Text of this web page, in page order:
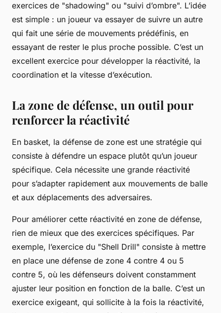
exercices de "shadowing" ou "suivi d’ombre". L’idée
est simple : un joueur va essayer de suivre un autre
qui fait une série de mouvements prédéfinis, en
essayant de rester le plus proche possible. C’est un
excellent exercice pour développer la réactivité, la
coordination et la vitesse d’exécution.
La zone de défense, un outil pour
renforcer la réactivité
En basket, la défense de zone est une stratégie qui
consiste à défendre un espace plutôt qu’un joueur
spécifique. Cela nécessite une grande réactivité
pour s’adapter rapidement aux mouvements de balle
et aux déplacements des adversaires.
Pour améliorer cette réactivité en zone de défense,
rien de mieux que des exercices spécifiques. Par
exemple, l’exercice du "Shell Drill" consiste à mettre
en place une défense de zone 4 contre 4 ou 5
contre 5, où les défenseurs doivent constamment
ajuster leur position en fonction de la balle. C’est un
exercice exigeant, qui sollicite à la fois la réactivité,